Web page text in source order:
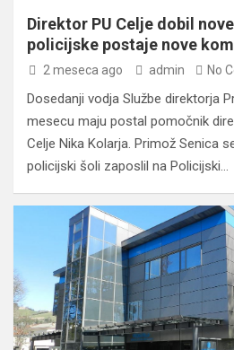
Direktor PU Celje dobil
policijske postaje nove
2 meseca ago admin No
Dosedanji vodja Službe direktorja
mesecu maju postal pomočnik
Celje Nika Kolarja. Primož Senica
policijski šoli zaposlil na Policijski…